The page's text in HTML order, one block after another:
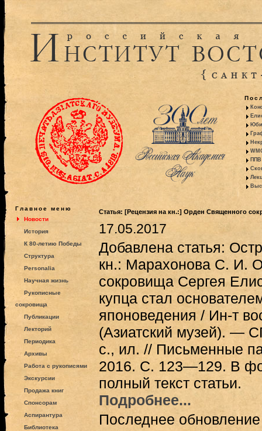
ППВ
Главное меню
Новости
История
К 80-летию Победы
Структура
Personalia
Научная жизнь
Рукописные
сокровища
Публикации
Лекторий
Периодика
Архивы
Работа с рукописями
Экскурсии
Продажа книг
Спонсорам
Аспирантура
Библиотека
Статья: [Рецензия на кн.:] Орден Священного
17.05.2017
Добавлена статья:
кн.: Марахонова С. И.
сокровища Сергея
купца стал
японоведения / Ин-т
(Азиатский музей). —
с., ил. // Письменные
2016. С. 123—129. В
полный текст статьи.
Подробнее...
Последнее